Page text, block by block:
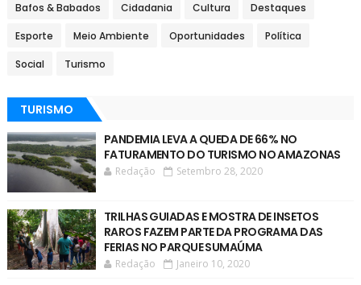
Bafos & Babados Cidadania Cultura Destaques
Esporte Meio Ambiente Oportunidades Política
Social Turismo
TURISMO
PANDEMIA LEVA A QUEDA DE 66% NO
FATURAMENTO DO TURISMO NO AMAZONAS
Redação Setembro 28, 2020
TRILHAS GUIADAS E MOSTRA DE INSETOS
RAROS FAZEM PARTE DA PROGRAMA DAS
FERIAS NO PARQUE SUMAÚMA
Redação Janeiro 10, 2020